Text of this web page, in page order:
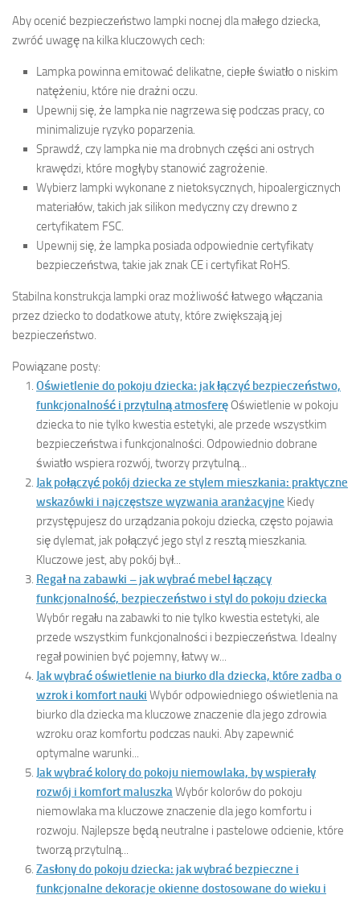
Aby ocenić bezpieczeństwo lampki nocnej dla małego dziecka,
zwróć uwagę na kilka kluczowych cech:
Lampka powinna emitować delikatne, ciepłe światło o niskim
natężeniu, które nie drażni oczu.
Upewnij się, że lampka nie nagrzewa się podczas pracy, co
minimalizuje ryzyko poparzenia.
Sprawdź, czy lampka nie ma drobnych części ani ostrych
krawędzi, które mogłyby stanowić zagrożenie.
Wybierz lampki wykonane z nietoksycznych, hipoalergicznych
materiałów, takich jak silikon medyczny czy drewno z
certyfikatem FSC.
Upewnij się, że lampka posiada odpowiednie certyfikaty
bezpieczeństwa, takie jak znak CE i certyfikat RoHS.
Stabilna konstrukcja lampki oraz możliwość łatwego włączania
przez dziecko to dodatkowe atuty, które zwiększają jej
bezpieczeństwo.
Powiązane posty:
Oświetlenie do pokoju dziecka: jak łączyć bezpieczeństwo,
funkcjonalność i przytulną atmosferę Oświetlenie w pokoju
dziecka to nie tylko kwestia estetyki, ale przede wszystkim
bezpieczeństwa i funkcjonalności. Odpowiednio dobrane
światło wspiera rozwój, tworzy przytulną...
Jak połączyć pokój dziecka ze stylem mieszkania: praktyczne
wskazówki i najczęstsze wyzwania aranżacyjne Kiedy
przystępujesz do urządzania pokoju dziecka, często pojawia
się dylemat, jak połączyć jego styl z resztą mieszkania.
Kluczowe jest, aby pokój był...
Regał na zabawki – jak wybrać mebel łączący
funkcjonalność, bezpieczeństwo i styl do pokoju dziecka
Wybór regału na zabawki to nie tylko kwestia estetyki, ale
przede wszystkim funkcjonalności i bezpieczeństwa. Idealny
regał powinien być pojemny, łatwy w...
Jak wybrać oświetlenie na biurko dla dziecka, które zadba o
wzrok i komfort nauki Wybór odpowiedniego oświetlenia na
biurko dla dziecka ma kluczowe znaczenie dla jego zdrowia
wzroku oraz komfortu podczas nauki. Aby zapewnić
optymalne warunki...
Jak wybrać kolory do pokoju niemowlaka, by wspierały
rozwój i komfort maluszka Wybór kolorów do pokoju
niemowlaka ma kluczowe znaczenie dla jego komfortu i
rozwoju. Najlepsze będą neutralne i pastelowe odcienie, które
tworzą przytulną...
Zasłony do pokoju dziecka: jak wybrać bezpieczne i
funkcjonalne dekoracje okienne dostosowane do wieku i